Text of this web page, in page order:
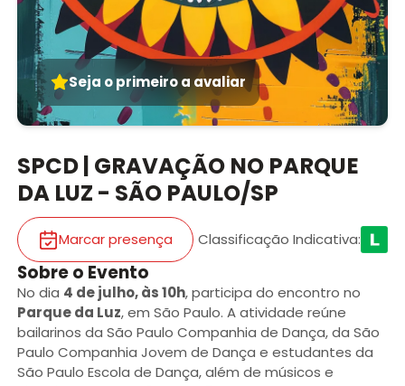
Seja o primeiro a avaliar
SPCD | GRAVAÇÃO NO PARQUE
DA LUZ - SÃO PAULO/SP
Marcar presença Classificação Indicativa:
Sobre o Evento
No dia 4 de julho, às 10h, participa do encontro no
Parque da Luz, em São Paulo. A atividade reúne
bailarinos da São Paulo Companhia de Dança, da São
Paulo Companhia Jovem de Dança e estudantes da
São Paulo Escola de Dança, além de músicos e